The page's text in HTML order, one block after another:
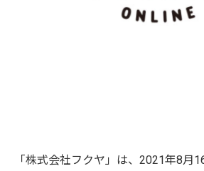
「株式会社フクヤ」は、2021年8月